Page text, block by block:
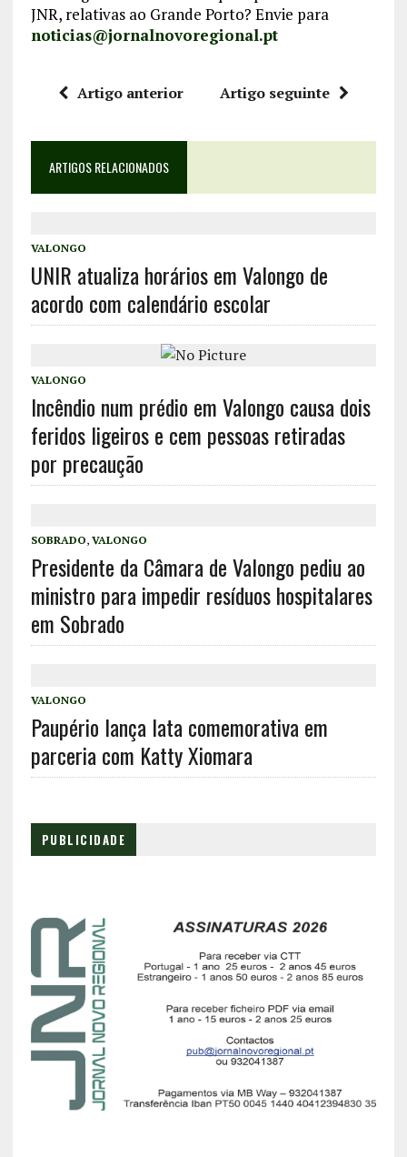
JNR, relativas ao Grande Porto? Envie para
noticias@jornalnovoregional.pt
Artigo anterior Artigo seguinte
ARTIGOS RELACIONADOS
VALONGO
UNIR atualiza horários em Valongo de
acordo com calendário escolar
VALONGO
Incêndio num prédio em Valongo causa dois
feridos ligeiros e cem pessoas retiradas
por precaução
SOBRADO, VALONGO
Presidente da Câmara de Valongo pediu ao
ministro para impedir resíduos hospitalares
em Sobrado
VALONGO
Paupério lança lata comemorativa em
parceria com Katty Xiomara
PUBLICIDADE